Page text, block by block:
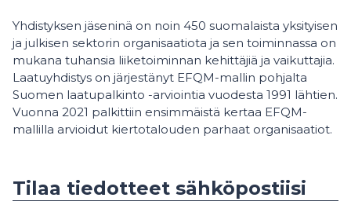
Yhdistyksen jäseninä on noin 450 suomalaista yksityisen
ja julkisen sektorin organisaatiota ja sen toiminnassa on
mukana tuhansia liiketoiminnan kehittäjiä ja vaikuttajia.
Laatuyhdistys on järjestänyt EFQM-mallin pohjalta
Suomen laatupalkinto -arviointia vuodesta 1991 lähtien.
Vuonna 2021 palkittiin ensimmäistä kertaa EFQM-
mallilla arvioidut kiertotalouden parhaat organisaatiot.
Tilaa tiedotteet sähköpostiisi